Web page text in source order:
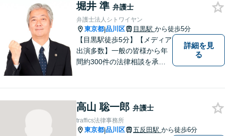
堀井 準 弁護士
弁護士法人シトワイヤン
東京都|品川区 目黒駅 から徒歩5分
【目黒駅徒歩5分】【メディア
出演多数】一般の皆様から年
間約300件の法律相談を承
率いるチームが、迅速かつ的
確に対応いたします。
詳細を見
る
高山 聡一郎 弁護士
traffics法律事務所
東京都|品川区 五反田駅 から徒歩6分